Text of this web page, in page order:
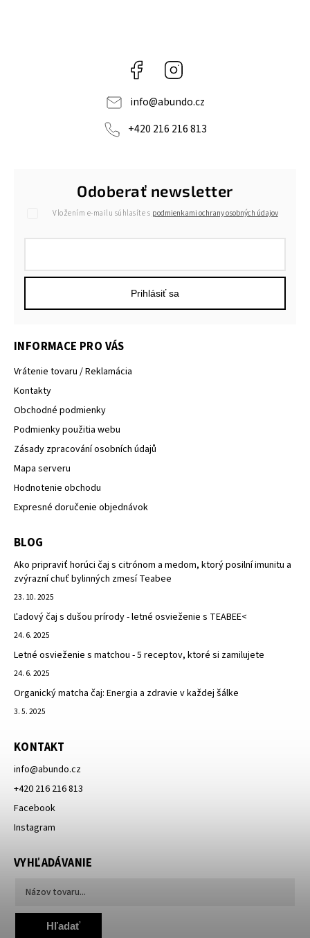
Facebook
info@abundo.cz
+420 216 216 813
INFORMACE PRO VÁS
Vrátenie tovaru / Reklamácia
Kontakty
Obchodné podmienky
Podmienky použitia webu
Zásady zpracování osobních údajů
Mapa serveru
Hodnotenie obchodu
Expresné doručenie objednávok
Odoberať newsletter
Vložením e-mailu súhlasíte s podmienkami ochrany osobných údajov
Prihlásiť sa
BLOG
Ako pripraviť horúci čaj s citrónom a medom, ktorý posilní imunitu a
zvýrazní chuť bylinných zmesí Teabee
23. 10. 2025
Ľadový čaj s dušou prírody - letné osvieženie s TEABEE<
24. 6. 2025
Letné osvieženie s matchou - 5 receptov, ktoré si zamilujete
24. 6. 2025
Organický matcha čaj: Energia a zdravie v každej šálke
3. 5. 2025
KONTAKT
info@abundo.cz
+420 216 216 813
Facebook
Instagram
VYHĽADÁVANIE
Hľadať